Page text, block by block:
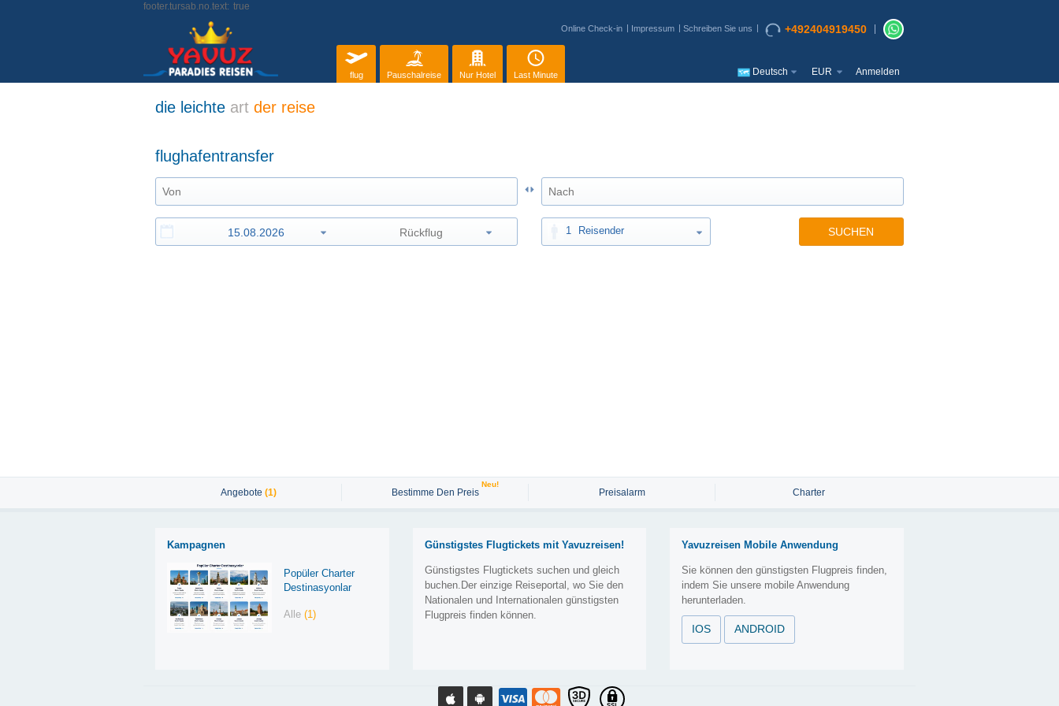
footer.tursab.no.text: true
Online Check-in Impressum Schreiben Sie uns +492404919450
flug Pauschalreise Nur Hotel Last Minute Deutsch EUR Anmelden
die leichte art der reise
flughafentransfer
1 Reisender SUCHEN
Angebote (1) Bestimme Den Preis
Neu!
Preisalarm Charter
Kampagnen
Popüler Charter
Destinasyonlar
Alle(1)
Günstigstes Flugtickets mit Yavuzreisen!
Günstigstes Flugtickets suchen und gleich
buchen.Der einzige Reiseportal, wo Sie den
Nationalen und Internationalen günstigsten
Flugpreis finden können.
Yavuzreisen Mobile Anwendung
Sie können den günstigsten Flugpreis finden,
indem Sie unsere mobile Anwendung
herunterladen.
IOS ANDROID